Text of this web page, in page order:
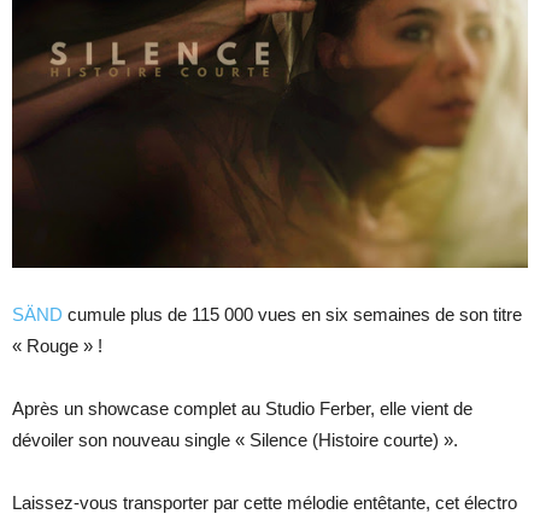
SÄND cumule plus de 115 000 vues en six semaines de son titre
« Rouge » !
Après un showcase complet au Studio Ferber, elle vient de
dévoiler son nouveau single « Silence (Histoire courte) ».
Laissez-vous transporter par cette mélodie entêtante, cet électro